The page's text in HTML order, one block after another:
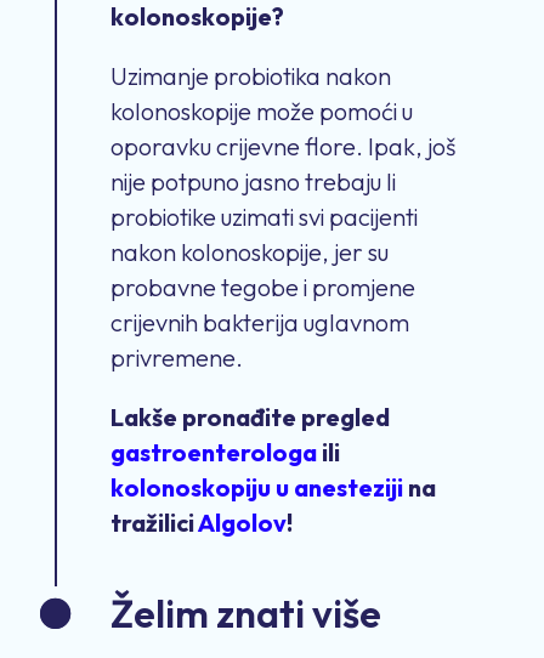
kolonoskopije?
Uzimanje probiotika nakon
kolonoskopije može pomoći u
oporavku crijevne flore. Ipak, još
nije potpuno jasno trebaju li
probiotike uzimati svi pacijenti
nakon kolonoskopije, jer su
probavne tegobe i promjene
crijevnih bakterija uglavnom
privremene.
Lakše pronađite pregled
gastroenterologaili
kolonoskopiju u anestezijina
tražiliciAlgolov!
Želim znati više